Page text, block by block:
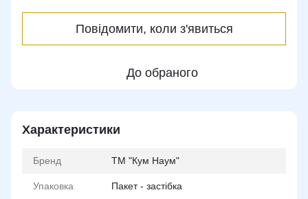
Повідомити, коли з'явиться
До обраного
Характеристики
Бренд ТМ "Кум Наум"
Упаковка Пакет - застібка